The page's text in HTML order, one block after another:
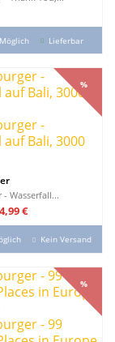
Lieferbar
- Wasserfall...
%
€
%
Kein Versand
%
%